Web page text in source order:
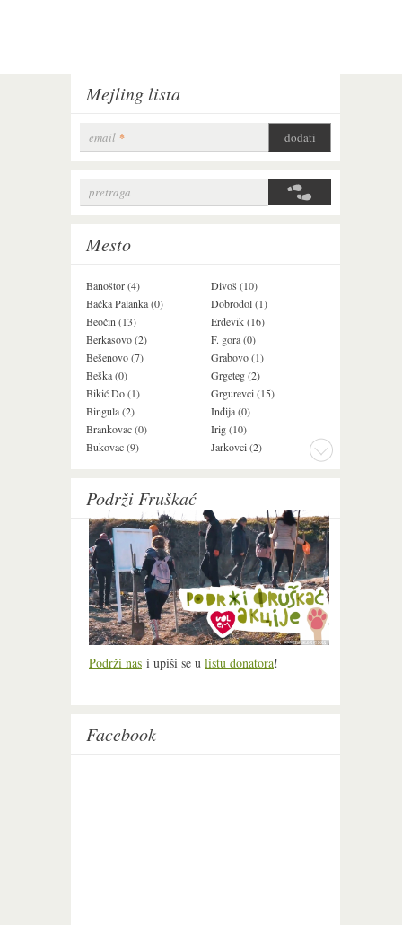
Mejling lista
email *
Search form
pretraga
Mesto
Banoštor (4)
Bačka Palanka (0)
Beočin (13)
Berkasovo (2)
Bešenovo (7)
Beška (0)
Bikić Do (1)
Bingula (2)
Brankovac (0)
Bukovac (9)
Divoš (10)
Dobrodol (1)
Erdevik (16)
F. gora (0)
Grabovo (1)
Grgeteg (2)
Grgurevci (15)
Inđija (0)
Irig (10)
Jarkovci (2)
Podrži Fruškać
Podrži nas i upiši se u listu donatora!
Facebook